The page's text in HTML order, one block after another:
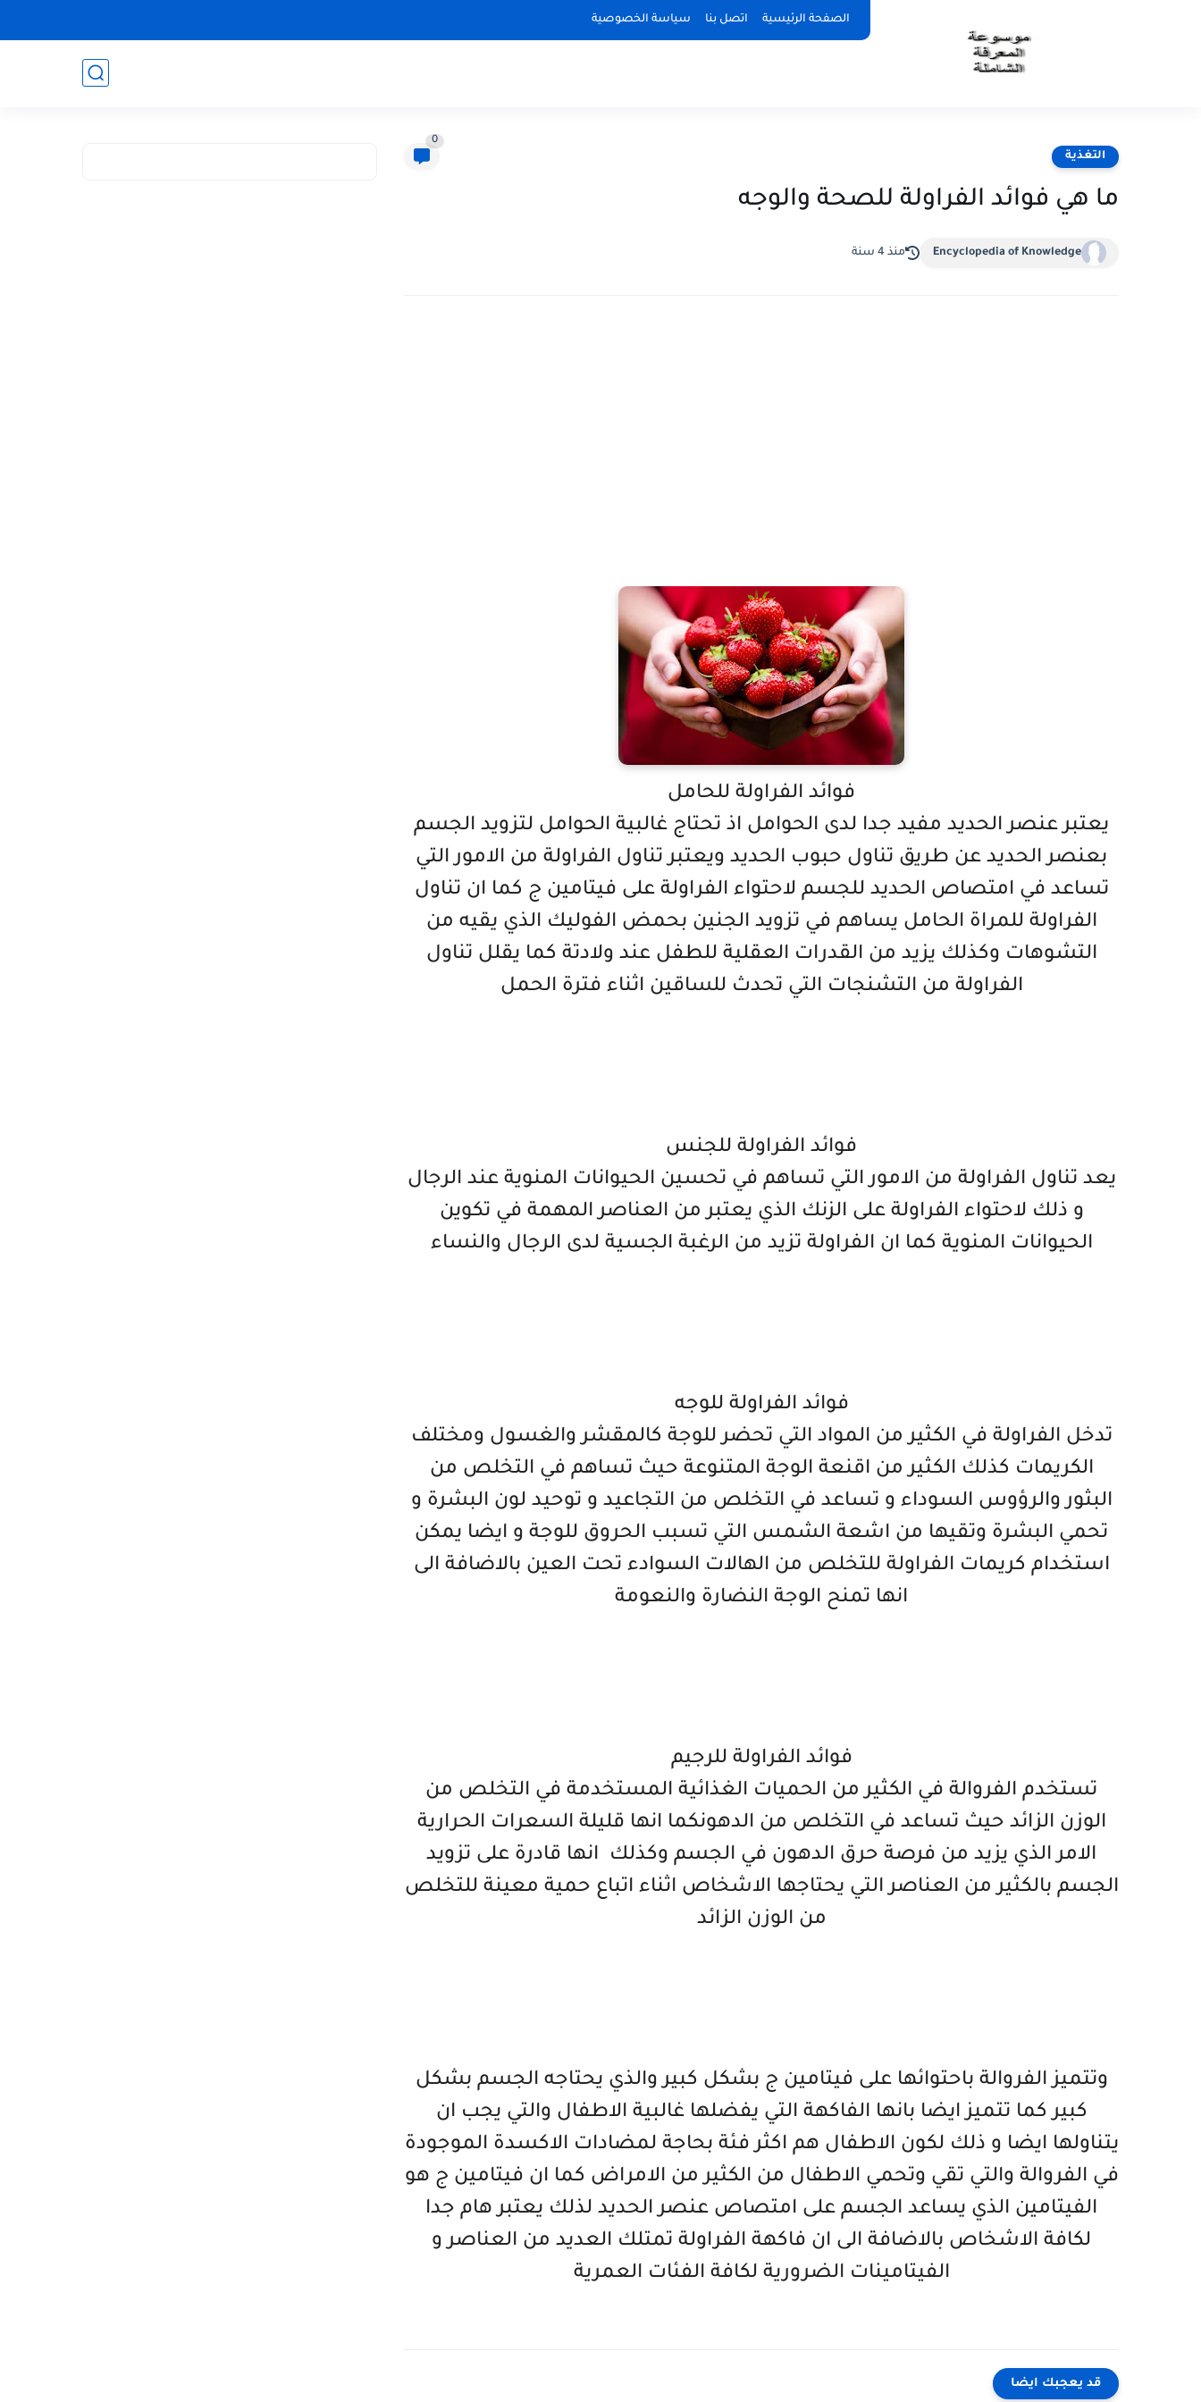
الصفحة الرئيسية اتصل بنا سياسة الخصوصية
التغذية
0
ما هي فوائد الفراولة للصحة والوجه
Encyclopedia of Knowledge منذ 4 سنة
فوائد الفراولة للحامل
يعتبر عنصر الحديد مفيد جدا لدى الحوامل اذ تحتاج غالبية الحوامل لتزويد الجسم
بعنصر الحديد عن طريق تناول حبوب الحديد ويعتبر تناول الفراولة من الامور التي
تساعد في امتصاص الحديد للجسم لاحتواء الفراولة على فيتامين ج كما ان تناول
الفراولة للمراة الحامل يساهم في تزويد الجنين بحمض الفوليك الذي يقيه من
التشوهات وكذلك يزيد من القدرات العقلية للطفل عند ولادتة كما يقلل تناول
الفراولة من التشنجات التي تحدث للساقين اثناء فترة الحمل
فوائد الفراولة للجنس
يعد تناول الفراولة من الامور التي تساهم في تحسين الحيوانات المنوية عند الرجال
و ذلك لاحتواء الفراولة على الزنك الذي يعتبر من العناصر المهمة في تكوين
الحيوانات المنوية كما ان الفراولة تزيد من الرغبة الجسية لدى الرجال والنساء
فوائد الفراولة للوجه
تدخل الفراولة في الكثير من المواد التي تحضر للوجة كالمقشر والغسول ومختلف
الكريمات كذلك الكثير من اقنعة الوجة المتنوعة حيث تساهم في التخلص من
البثور والرؤوس السوداء و تساعد في التخلص من التجاعيد و توحيد لون البشرة و
تحمي البشرة وتقيها من اشعة الشمس التي تسبب الحروق للوجة و ايضا يمكن
استخدام كريمات الفراولة للتخلص من الهالات السوادء تحت العين بالاضافة الى
انها تمنح الوجة النضارة والنعومة
فوائد الفراولة للرجيم
تستخدم الفروالة في الكثير من الحميات الغذائية المستخدمة في التخلص من
الوزن الزائد حيث تساعد في التخلص من الدهونكما انها قليلة السعرات الحرارية
الامر الذي يزيد من فرصة حرق الدهون في الجسم وكذلك انها قادرة على تزويد
الجسم بالكثير من العناصر التي يحتاجها الاشخاص اثناء اتباع حمية معينة للتخلص
من الوزن الزائد
وتتميز الفروالة باحتوائها على فيتامين ج بشكل كبير والذي يحتاجه الجسم بشكل
كبير كما تتميز ايضا بانها الفاكهة التي يفضلها غالبية الاطفال والتي يجب ان
يتناولها ايضا و ذلك لكون الاطفال هم اكثر فئة بحاجة لمضادات الاكسدة الموجودة
في الفروالة والتي تقي وتحمي الاطفال من الكثير من الامراض كما ان فيتامين ج هو
الفيتامين الذي يساعد الجسم على امتصاص عنصر الحديد لذلك يعتبر هام جدا
لكافة الاشخاص بالاضافة الى ان فاكهة الفراولة تمتلك العديد من العناصر و
الفيتامينات الضرورية لكافة الفئات العمرية
قد يعجبك ايضا